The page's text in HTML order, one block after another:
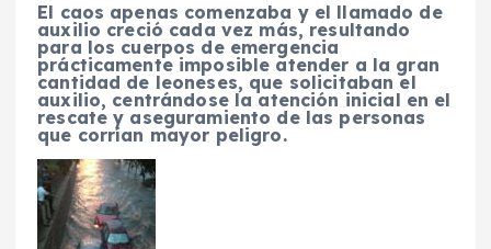
El caos apenas comenzaba y el llamado de
auxilio creció cada vez más, resultando
para los cuerpos de emergencia
prácticamente imposible atender a la gran
cantidad de leoneses, que solicitaban el
auxilio, centrándose la atención inicial en el
rescate y aseguramiento de las personas
que corrían mayor peligro.